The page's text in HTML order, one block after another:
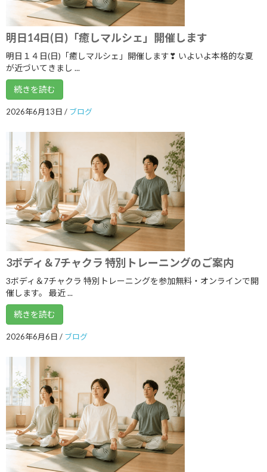
2020年9月
2020年8月
2020年6月
2020年5月
2020年4月
2020年3月
2020年2月
2020年1月
2019年12月
2019年11月
2019年10月
2019年9月
2019年8月
2019年7月
2019年4月
2019年3月
2019年2月
2019年1月
2018年12月
明日14日(日)「癒しマルシェ」開催します
明日１４日(日)「癒しマルシェ」開催します❣ いよいよ本格的な夏
が近づいてきまし ...
続きを読む
2026年6月13日 / ブログ
3ボディ＆7チャクラ 特別トレーニングのご案内
3ボディ＆7チャクラ 特別トレーニングを参加無料・オンラインで開
催します。 最近 ...
続きを読む
2026年6月6日 / ブログ